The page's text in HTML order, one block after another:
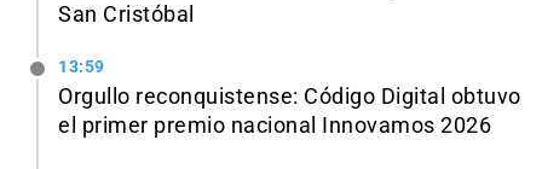
San Cristóbal
13:59
Orgullo reconquistense: Código Digital obtuvo
el primer premio nacional Innovamos 2026